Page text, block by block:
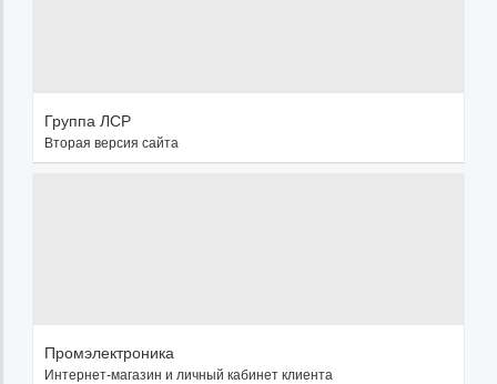
Группа ЛСР
Вторая версия сайта
Промэлектроника
Интернет-магазин и личный кабинет клиента